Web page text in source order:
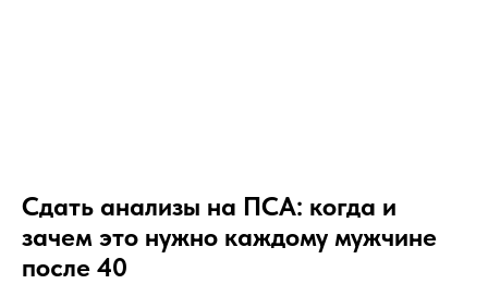
Сдать анализы на ПСА: когда и
зачем это нужно каждому мужчине
после 40